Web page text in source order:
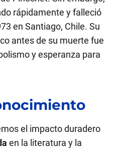
rápidamente y falleció
en Santiago, Chile. Su
antes de su muerte fue
y esperanza para
el impacto duradero
en la literatura y la